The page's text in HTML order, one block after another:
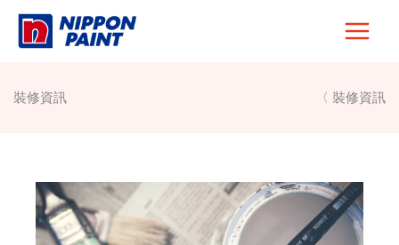
Skip
裝修資訊 〈 裝修資訊